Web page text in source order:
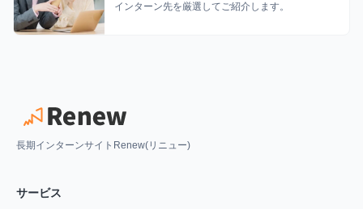
インターン先を厳選してご紹介します。
長期インターンサイトRenew(リニュー)
サービス